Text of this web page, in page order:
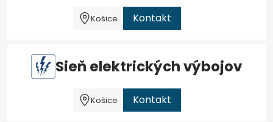
Košice Kontakt
Sieň elektrických výbojov
Košice Kontakt